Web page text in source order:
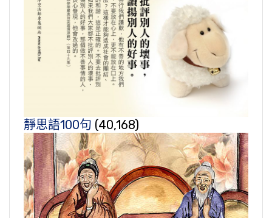
靜思語100句 (40,168)